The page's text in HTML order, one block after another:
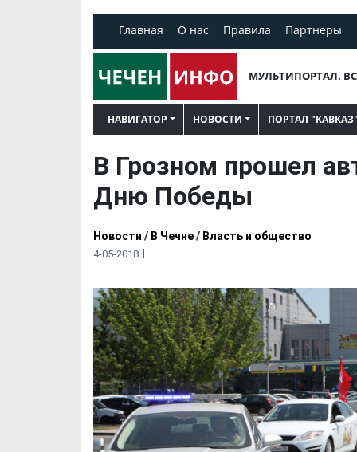
Главная О нас Правила Партнеры
МУЛЬТИПОРТАЛ.
НАВИГАТОР НОВОСТИ ПОРТАЛ "КАВКАЗ"
В Грозном прошел
Дню Победы
Новости / В Чечне/ Власть и общество
4-05-2018